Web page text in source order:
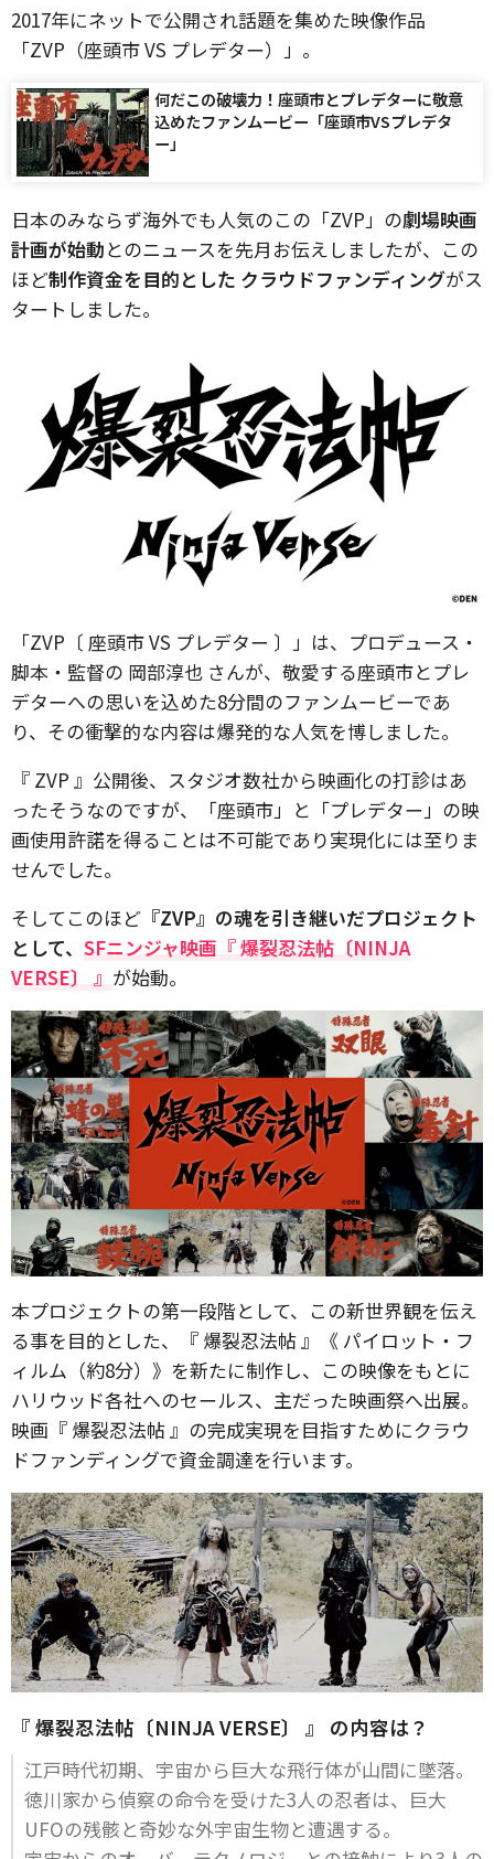
2017年にネットで公開され話題を集めた映像作品
「ZVP（座頭市 VS プレデター）」。
何だこの破壊力！座頭市とプレデターに敬意
込めたファンムービー「座頭市VSプレデタ
ー」
日本のみならず海外でも人気のこの「ZVP」の劇場映画
計画が始動とのニュースを先月お伝えしましたが、この
ほど制作資金を目的とした クラウドファンディングがス
タートしました。
「ZVP〔 座頭市 VS プレデター 〕」は、プロデュース・
脚本・監督の 岡部淳也 さんが、敬愛する座頭市とプレ
デターへの思いを込めた8分間のファンムービーであ
り、その衝撃的な内容は爆発的な人気を博しました。
『 ZVP 』公開後、スタジオ数社から映画化の打診はあ
ったそうなのですが、「座頭市」と「プレデター」の映
画使用許諾を得ることは不可能であり実現化には至りま
せんでした。
そしてこのほど 『ZVP』の魂を引き継いだプロジェクト
として、 SFニンジャ映画『 爆裂忍法帖〔NINJA
VERSE〕 』 が始動。
本プロジェクトの第一段階として、この新世界観を伝え
る事を目的とした、『 爆裂忍法帖 』《 パイロット・フ
ィルム（約8分）》を新たに制作し、この映像をもとに
ハリウッド各社へのセールス、主だった映画祭へ出展。
映画『 爆裂忍法帖 』の完成実現を目指すためにクラウ
ドファンディングで資金調達を行います。
『 爆裂忍法帖〔NINJA VERSE〕 』 の内容は？
江戸時代初期、宇宙から巨大な飛行体が山間に墜落。
徳川家から偵察の命令を受けた3人の忍者は、巨大
UFOの残骸と奇妙な外宇宙生物と遭遇する。